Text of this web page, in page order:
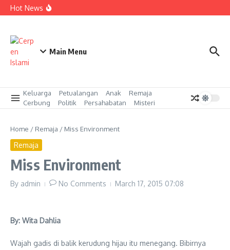
Skip to content
Hot News
Kasawari (16)
Main Menu
Keluarga Petualangan Anak
Remaja
Cerbung
Politik Persahabatan Misteri
Home / Remaja / Miss Environment
Remaja
Miss Environment
By admin No Comments March 17, 2015 07:08
By: Wita Dahlia
Wajah gadis di balik kerudung hijau itu menegang. Bibirnya